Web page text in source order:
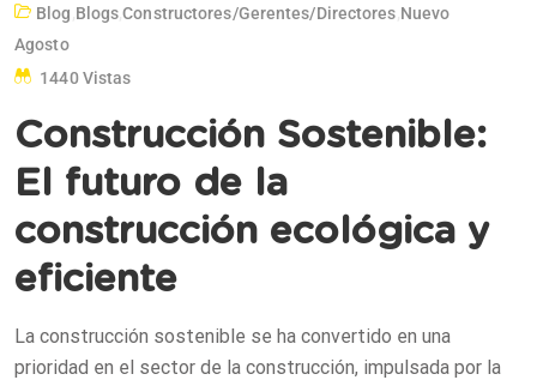
Blog Blogs,Constructores/gerentes/directores Nuevo
Agosto
1440 Vistas
Construcción Sostenible:
El futuro de la
construcción ecológica y
eficiente
La construcción sostenible se ha convertido en una
prioridad en el sector de la construcción, impulsada por la